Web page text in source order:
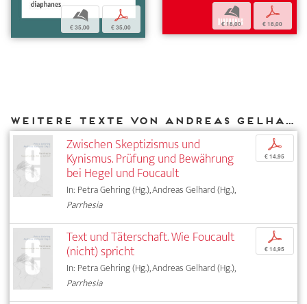
b
€ 35,00
p
€ 35,00
b
€ 18,00
p
€ 18,00
Weitere Texte von Andreas Gelhard bei DIAPHANES
Zwischen Skeptizismus und
Kynismus. Prüfung und Bewährung
bei Hegel und Foucault
In: Petra Gehring (Hg.), Andreas Gelhard (Hg.),
Parrhesia
p
€ 14,95
Text und Täterschaft. Wie Foucault
(nicht) spricht
In: Petra Gehring (Hg.), Andreas Gelhard (Hg.),
Parrhesia
p
€ 14,95